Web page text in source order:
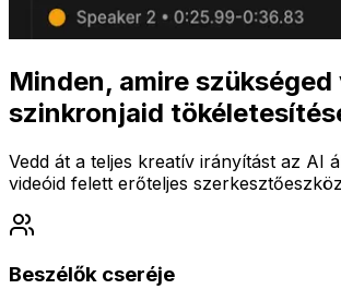
Minden, amire szükséged
szinkronjaid
Vedd át a teljes kreatív irányítást az AI
videóid felett erőteljes
Beszélők cseréje